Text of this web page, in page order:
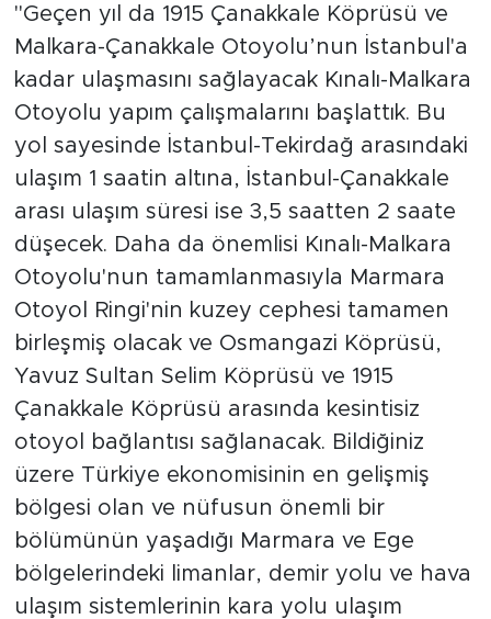
"Geçen yıl da 1915 Çanakkale Köprüsü ve
Malkara-Çanakkale Otoyolu’nun İstanbul'a
kadar ulaşmasını sağlayacak Kınalı-Malkara
Otoyolu yapım çalışmalarını başlattık. Bu
yol sayesinde İstanbul-Tekirdağ arasındaki
ulaşım 1 saatin altına, İstanbul-Çanakkale
arası ulaşım süresi ise 3,5 saatten 2 saate
düşecek. Daha da önemlisi Kınalı-Malkara
Otoyolu'nun tamamlanmasıyla Marmara
Otoyol Ringi'nin kuzey cephesi tamamen
birleşmiş olacak ve Osmangazi Köprüsü,
Yavuz Sultan Selim Köprüsü ve 1915
Çanakkale Köprüsü arasında kesintisiz
otoyol bağlantısı sağlanacak. Bildiğiniz
üzere Türkiye ekonomisinin en gelişmiş
bölgesi olan ve nüfusun önemli bir
bölümünün yaşadığı Marmara ve Ege
bölgelerindeki limanlar, demir yolu ve hava
ulaşım sistemlerinin kara yolu ulaşım